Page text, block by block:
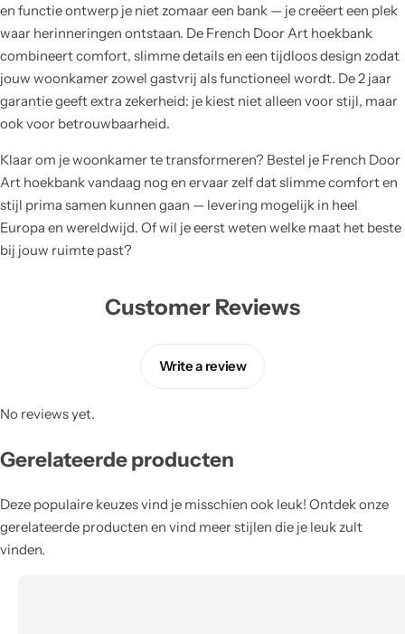
en functie ontwerp je niet zomaar een bank — je creëert een plek
waar herinneringen ontstaan. De French Door Art hoekbank
combineert comfort, slimme details en een tijdloos design zodat
jouw woonkamer zowel gastvrij als functioneel wordt. De 2 jaar
garantie geeft extra zekerheid: je kiest niet alleen voor stijl, maar
ook voor betrouwbaarheid.
Klaar om je woonkamer te transformeren? Bestel je French Door
Art hoekbank vandaag nog en ervaar zelf dat slimme comfort en
stijl prima samen kunnen gaan — levering mogelijk in heel
Europa en wereldwijd. Of wil je eerst weten welke maat het beste
bij jouw ruimte past?
Customer Reviews
Write a review
No reviews yet.
Gerelateerde producten
Deze populaire keuzes vind je misschien ook leuk! Ontdek onze
gerelateerde producten en vind meer stijlen die je leuk zult
vinden.